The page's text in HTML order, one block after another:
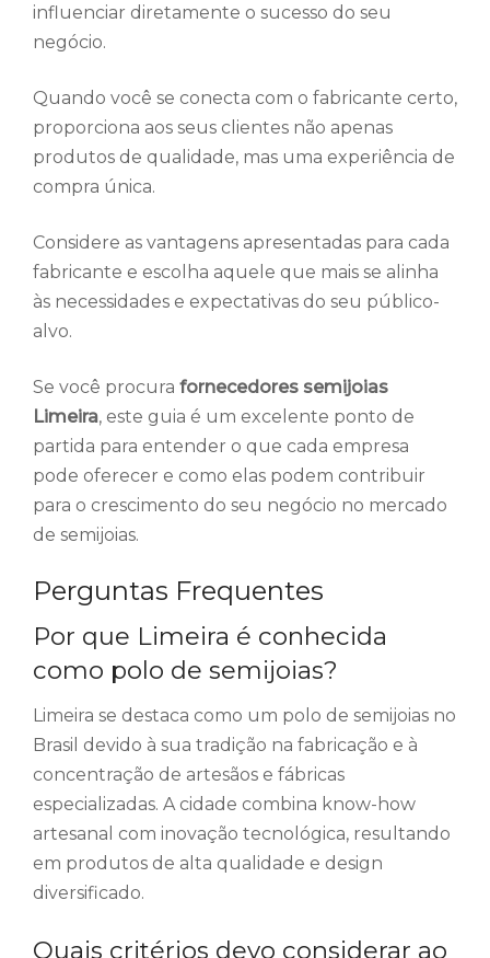
influenciar diretamente o sucesso do seu
negócio.
Quando você se conecta com o fabricante certo,
proporciona aos seus clientes não apenas
produtos de qualidade, mas uma experiência de
compra única.
Considere as vantagens apresentadas para cada
fabricante e escolha aquele que mais se alinha
às necessidades e expectativas do seu público-
alvo.
Se você procura fornecedores semijoias
Limeira, este guia é um excelente ponto de
partida para entender o que cada empresa
pode oferecer e como elas podem contribuir
para o crescimento do seu negócio no mercado
de semijoias.
Perguntas Frequentes
Por que Limeira é conhecida
como polo de semijoias?
Limeira se destaca como um polo de semijoias no
Brasil devido à sua tradição na fabricação e à
concentração de artesãos e fábricas
especializadas. A cidade combina know-how
artesanal com inovação tecnológica, resultando
em produtos de alta qualidade e design
diversificado.
Quais critérios devo considerar ao